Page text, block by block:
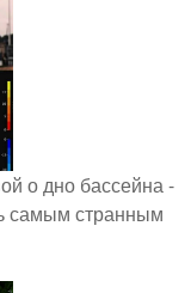
о дно бассейна -
самым странным